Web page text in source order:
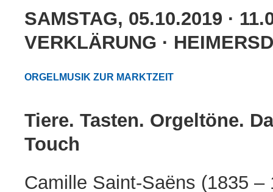
SAMSTAG, 05.10.2019 ·
VERKLÄRUNG ·
ORGELMUSIK ZUR MARKTZEIT
Tiere. Tasten. Orgeltöne.
Touch
Camille Saint-Saëns (1835 –